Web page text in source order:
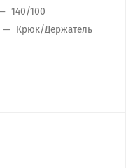
140/100
Крюк/Держатель